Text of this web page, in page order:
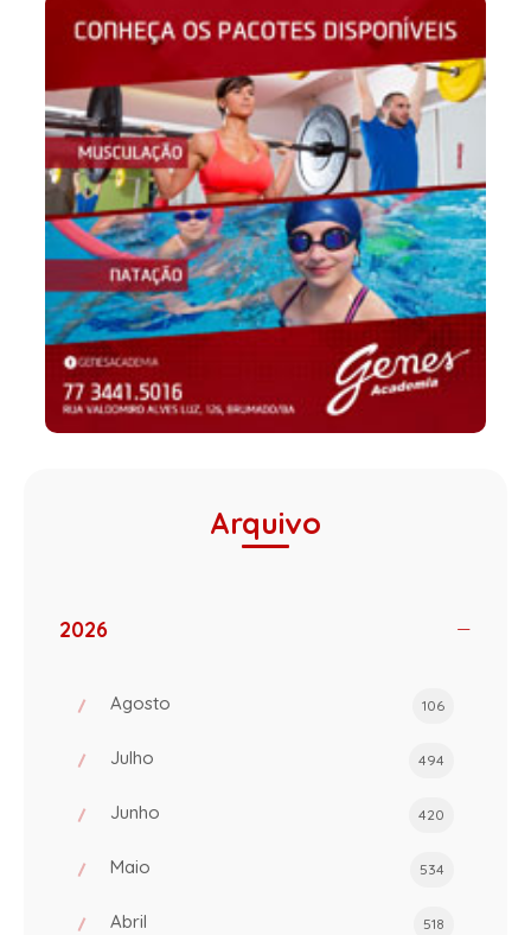
Arquivo
2026
Agosto 106
Julho 494
Junho 420
Maio 534
Abril 518